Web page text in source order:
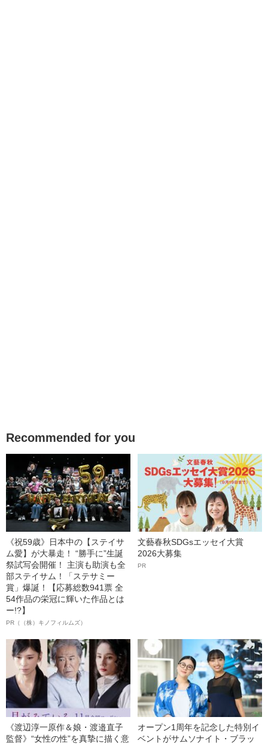
Recommended for you
《祝59歳》日本中の【ステイサ
ム愛】が大暴走！ “勝手に”生誕
祭試写会開催！ 主演も助演も全
部ステイサム！「ステサミー
賞」爆誕！【応募総数941票 全
54作品の栄冠に輝いた作品とは
ー!?】
PR（（株）キノフィルムズ）
文藝春秋SDGsエッセイ大賞
2026大募集
PR
《渡辺淳一原作＆娘・渡邉直子
監督》“女性の性”を真摯に描く意
オープン1周年を記念した特別イ
ベントがサムソナイト・ブラッ